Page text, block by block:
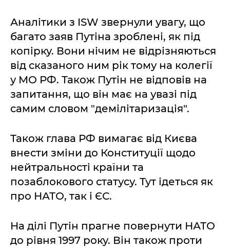
Аналітики з ISW звернули увагу, що
багато заяв Путіна зроблені, як під
копірку. Вони нічим не відрізняються
від сказаного ним рік тому на колегії
у МО РФ. Також Путін не відповів на
запитання, що він має на увазі під
самим словом "демілітаризація".
Також глава РФ вимагає від Києва
внести зміни до Конституції щодо
нейтральності країни та
позаблокового статусу. Тут ідеться як
про НАТО, так і ЄС.
На ділі Путін прагне повернути НАТО
до рівня 1997 року. Він також проти